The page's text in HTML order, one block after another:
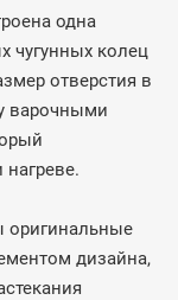
одна
чугунных колец
отверстия в
варочными
оригинальные
дизайна,